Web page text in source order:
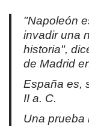
"Napoleón
invadir una
historia",
de Madrid
España es,
II a. C.
Una prueba